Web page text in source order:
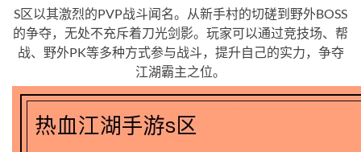
S区以其激烈的PVP战斗闻名。从新手村的切磋到野外BOSS
的争夺，无处不充斥着刀光剑影。玩家可以通过竞技场、帮
战、野外PK等多种方式参与战斗，提升自己的实力，争夺
江湖霸主之位。